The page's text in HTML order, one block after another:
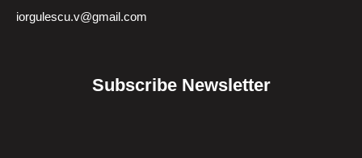
iorgulescu.v@gmail.com
Subscribe Newsletter